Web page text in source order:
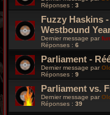
Réponses : 3
Fuzzy Haskins
Westbound
Dernier message par
Réponses : 6
Parliament -
Dernier message par
Réponses : 9
Parliament vs.
Dernier message par
Réponses : 39